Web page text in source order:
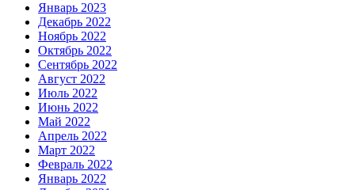
Январь 2023
Декабрь 2022
Ноябрь 2022
Октябрь 2022
Сентябрь 2022
Август 2022
Июль 2022
Июнь 2022
Май 2022
Апрель 2022
Март 2022
Февраль 2022
Январь 2022